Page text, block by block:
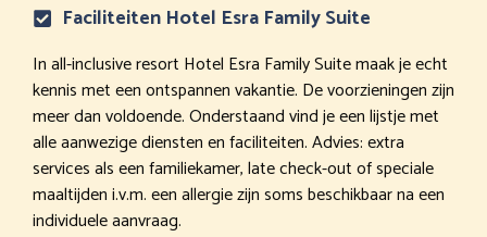
Faciliteiten Hotel Esra Family Suite
In all-inclusive resort Hotel Esra Family Suite maak je echt
kennis met een ontspannen vakantie. De voorzieningen zijn
meer dan voldoende. Onderstaand vind je een lijstje met
alle aanwezige diensten en faciliteiten. Advies: extra
services als een familiekamer, late check-out of speciale
maaltijden i.v.m. een allergie zijn soms beschikbaar na een
individuele aanvraag.